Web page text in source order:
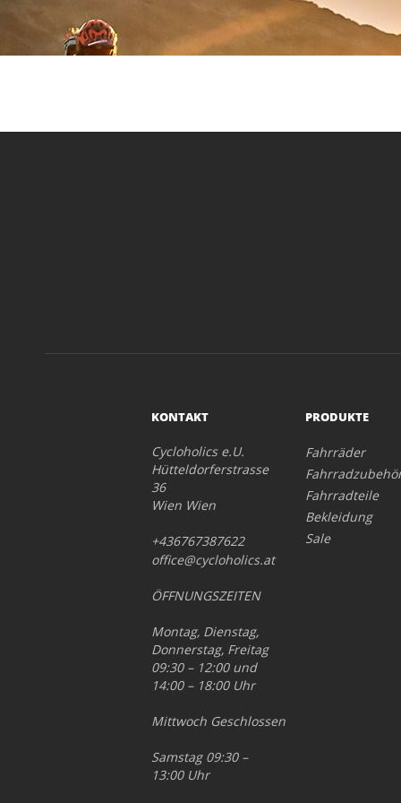
KONTAKT
Cycloholics e.U.
Hütteldorferstrasse
36
Wien Wien
+436767387622
office@cycloholics.at
ÖFFNUNGSZEITEN
Montag, Dienstag,
Donnerstag, Freitag
09:30 – 12:00 und
14:00 – 18:00 Uhr
Mittwoch Geschlossen
Samstag 09:30 –
13:00 Uhr
PRODUKTE
Fahrräder
Fahrradteile
Bekleidung
Sale